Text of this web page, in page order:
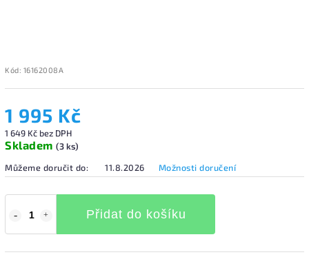
Kód: 16162008A
1 995 Kč
1 649 Kč bez DPH
Skladem (3 ks)
Můžeme doručit do:
11.8.2026 Možnosti doručení
Přidat do košíku